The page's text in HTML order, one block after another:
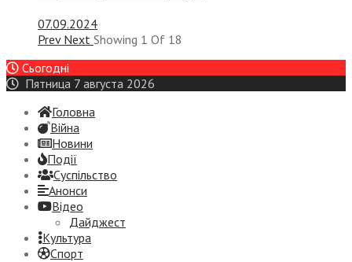
07.09.2024
Prev Next Showing 1 Of 18
Сьогодні
Пятница 7 августа 2026
Головна
Війна
Новини
Події
Суспiльство
Анонси
Відео
Дайджест
Культура
Спорт